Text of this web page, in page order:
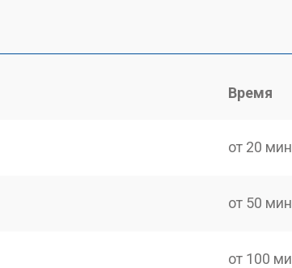
Время
от 20 мин
от 50 мин
от 100